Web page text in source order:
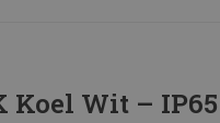
Koel Wit – IP65